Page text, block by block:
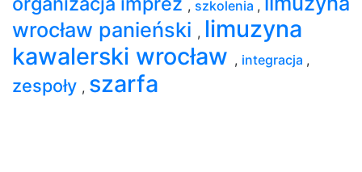
, szkolenia ,
wrocław panieński , limuzyna
kawalerski wrocław , integracja ,
zespoły , szarfa